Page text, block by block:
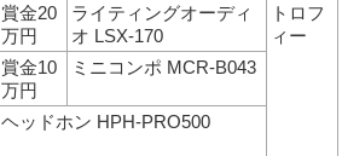
賞金20
万円
ライティングオーディ
オ LSX-170
トロフ
ィー
賞金10
万円
ミニコンポ MCR-B043
ヘッドホン HPH-PRO500